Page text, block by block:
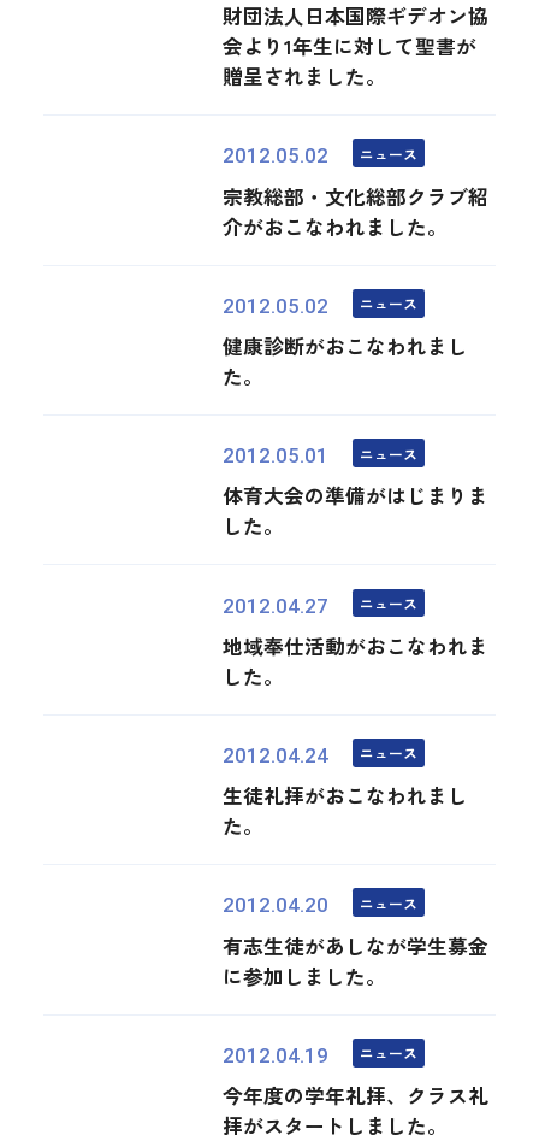
財団法人日本国際ギデオン協
会より1年生に対して聖書が
贈呈されました。
2012.05.02 ニュース
宗教総部・文化総部クラブ紹
介がおこなわれました。
2012.05.02 ニュース
健康診断がおこなわれまし
た。
2012.05.01 ニュース
体育大会の準備がはじまりま
した。
2012.04.27 ニュース
地域奉仕活動がおこなわれま
した。
2012.04.24 ニュース
生徒礼拝がおこなわれまし
た。
2012.04.20 ニュース
有志生徒があしなが学生募金
に参加しました。
2012.04.19 ニュース
今年度の学年礼拝、クラス礼
拝がスタートしました。